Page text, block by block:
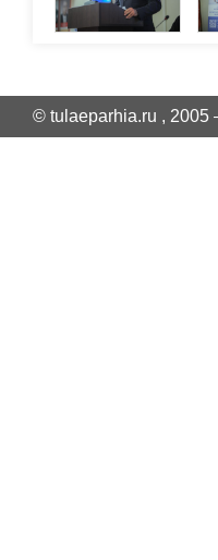
© tulaeparhia.ru , 2005